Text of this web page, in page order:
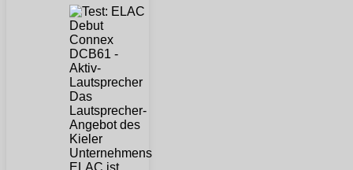
Das
Lautsprecher-
Angebot des
Kieler
Unternehmens
ELAC ist